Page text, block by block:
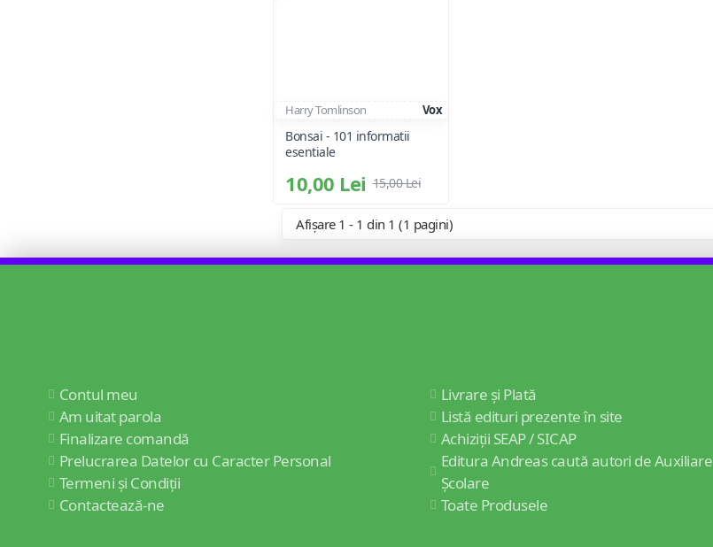
Harry Tomlinson Vox
Bonsai - 101 informatii
esentiale
10,00 Lei 15,00 Lei
Afișare 1 - 1 din 1 (1 pagini)
Contul meu
Am uitat parola
Finalizare comandă
Prelucrarea Datelor cu Caracter Personal
Termeni și Condiții
Contactează-ne
Livrare și Plată
Listă edituri prezente în site
Achiziții SEAP / SICAP
Editura Andreas caută autori de Auxiliare
Școlare
Toate Produsele